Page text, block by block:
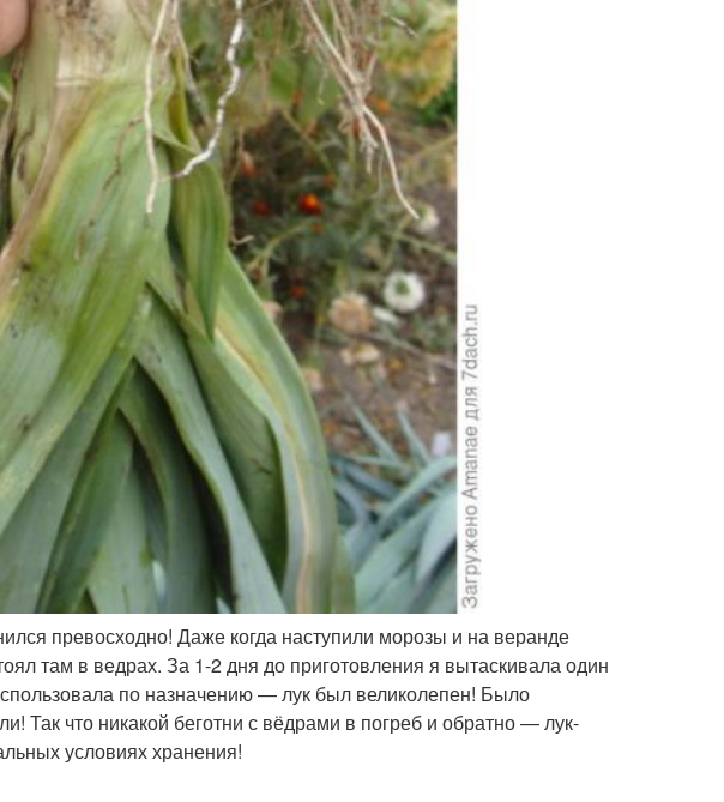
превосходно! Даже когда наступили морозы и на веранде
там в ведрах. За 1-2 дня до приготовления я вытаскивала один
по назначению — лук был великолепен! Было
Так что никакой беготни с вёдрами в погреб и обратно — лук-
условиях хранения!